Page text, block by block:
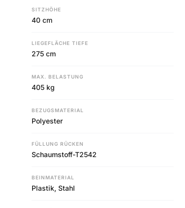
SITZHÖHE
40 cm
LIEGEFLÄCHE TIEFE
275 cm
MAX. BELASTUNG
405 kg
BEZUGSMATERIAL
Polyester
FÜLLUNG RÜCKEN
Schaumstoff-T2542
BEINMATERIAL
Plastik, Stahl